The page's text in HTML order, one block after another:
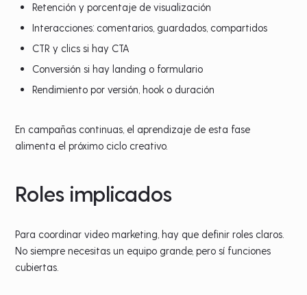
Retención y porcentaje de visualización
Interacciones: comentarios, guardados, compartidos
CTR y clics si hay CTA
Conversión si hay landing o formulario
Rendimiento por versión, hook o duración
En campañas continuas, el aprendizaje de esta fase
alimenta el próximo ciclo creativo.
Roles implicados
Para coordinar video marketing, hay que definir roles claros.
No siempre necesitas un equipo grande, pero sí funciones
cubiertas.